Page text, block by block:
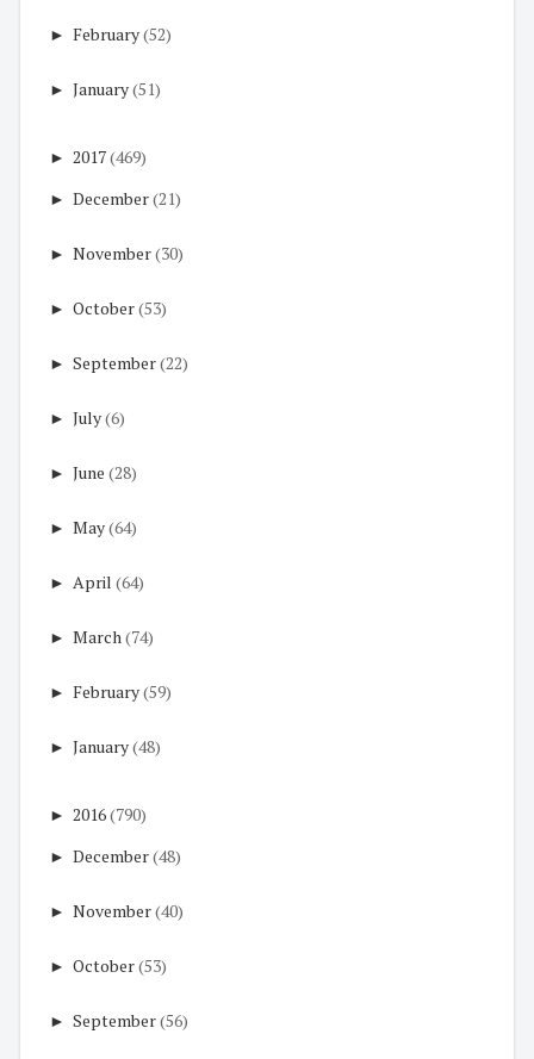
► February(52)
► January(51)
► 2017(469)
► December(21)
► November(30)
► October(53)
► September(22)
► July(6)
► June (28)
► May(64)
► April (64)
► March(74)
► February(59)
► January(48)
► 2016(790)
► December(48)
► November(40)
► October(53)
► September(56)